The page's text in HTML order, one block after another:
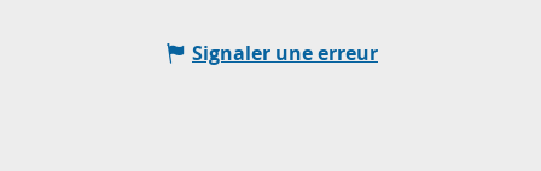
Signaler une erreur